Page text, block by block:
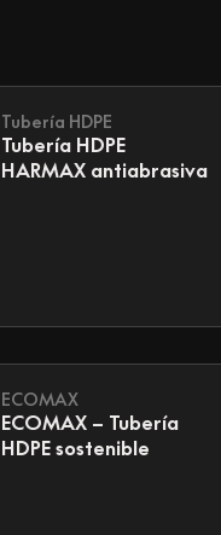
Tubería HDPE
Tubería HDPE
HARMAX antiabrasiva
ECOMAX
ECOMAX – Tubería
HDPE sostenible